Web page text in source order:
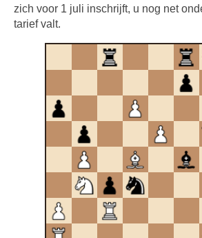
zich voor 1 juli inschrijft, u nog net
tarief valt.